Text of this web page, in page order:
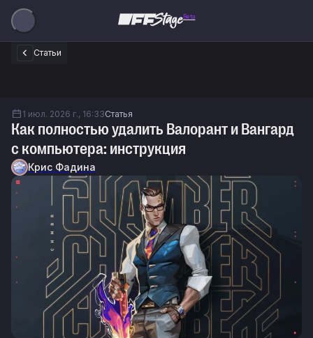
Beta
Статьи
1 июл. 2026 г., 16:33Статья
Как полностью удалить Валорант и Вангард
с компьютера: инструкция
Крис Фадина